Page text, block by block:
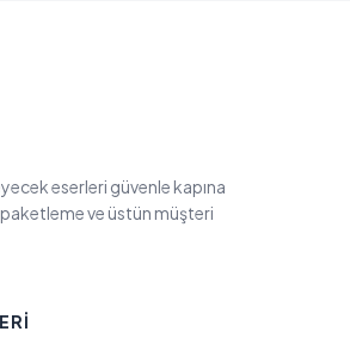
eserleri güvenle kapına
ve üstün müşteri